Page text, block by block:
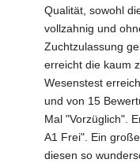
Qualität, sowohl
vollzahnig und
Zuchtzulassung
erreicht die kaum
Wesenstest
und von 15
Mal "Vorzüglich".
A1 Frei". Ein
diesen so